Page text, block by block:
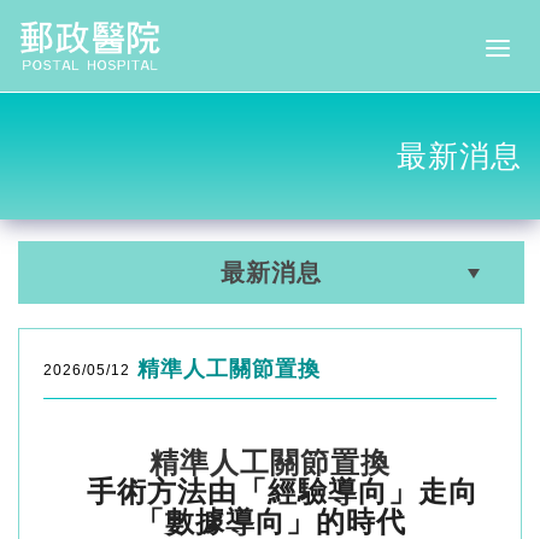
最新消息
最新消息
2026/05/12 精準人工關節置換
精準人工關節置換
手術方法由「經驗導向」走向
「數據導向」的時代